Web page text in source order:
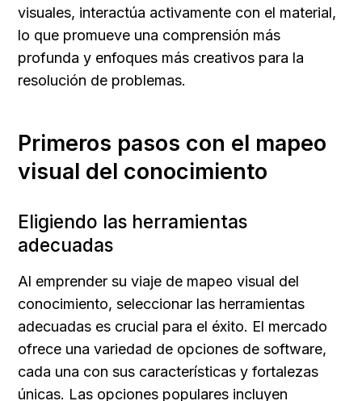
visuales, interactúa activamente con el material,
lo que promueve una comprensión más
profunda y enfoques más creativos para la
resolución de problemas.
Primeros pasos con el mapeo
visual del conocimiento
Eligiendo las herramientas
adecuadas
Al emprender su viaje de mapeo visual del
conocimiento, seleccionar las herramientas
adecuadas es crucial para el éxito. El mercado
ofrece una variedad de opciones de software,
cada una con sus características y fortalezas
únicas. Las opciones populares incluyen